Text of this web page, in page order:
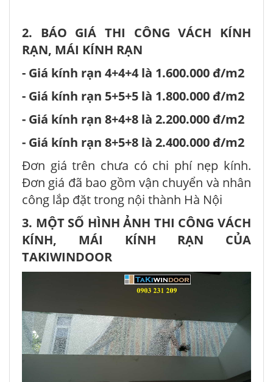
2. BÁO GIÁ THI CÔNG VÁCH KÍNH
RẠN, MÁI KÍNH RẠN
- Giá kính rạn 4+4+4 là 1.600.000 đ/m2
- Giá kính rạn 5+5+5 là 1.800.000 đ/m2
- Giá kính rạn 8+4+8 là 2.200.000 đ/m2
- Giá kính rạn 8+5+8 là 2.400.000 đ/m2
Đơn giá trên chưa có chi phí nẹp kính.
Đơn giá đã bao gồm vận chuyển và nhân
công lắp đặt trong nội thành Hà Nội
3. MỘT SỐ HÌNH ẢNH THI CÔNG VÁCH
KÍNH, MÁI KÍNH RẠN CỦA
TAKIWINDOOR